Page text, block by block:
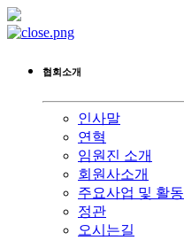
협회소개
인사말
연혁
임원진 소개
회원사소개
주요사업 및 활동
정관
오시는길